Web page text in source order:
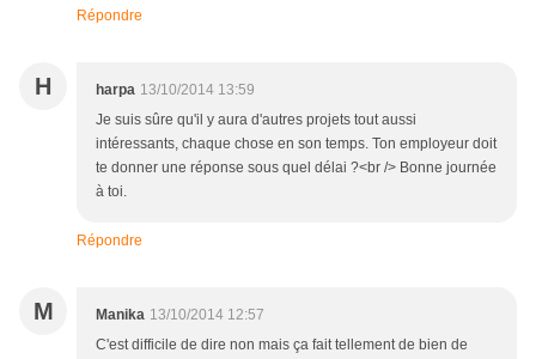
Répondre
H harpa 13/10/2014 13:59
Je suis sûre qu'il y aura d'autres projets tout aussi
intéressants, chaque chose en son temps. Ton employeur doit
te donner une réponse sous quel délai ?<br /> Bonne journée
à toi.
Répondre
M Manika 13/10/2014 12:57
C'est difficile de dire non mais ça fait tellement de bien de